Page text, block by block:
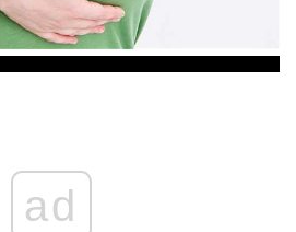
ad